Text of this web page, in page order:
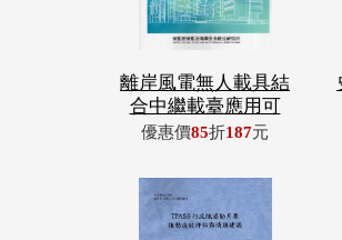
離岸風電無人載具結
合中繼載臺應用可
優惠價85折187元